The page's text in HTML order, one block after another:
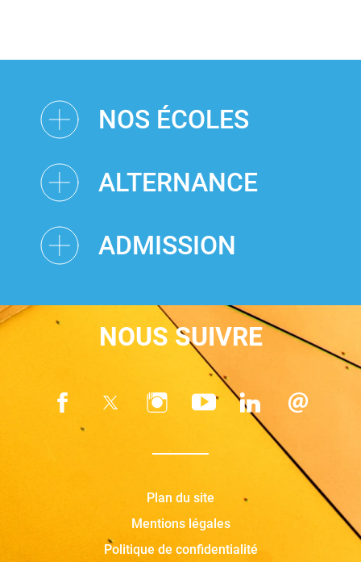
NOS ÉCOLES
ALTERNANCE
ADMISSION
NOUS SUIVRE
Plan du site
Mentions légales
Politique de confidentialité